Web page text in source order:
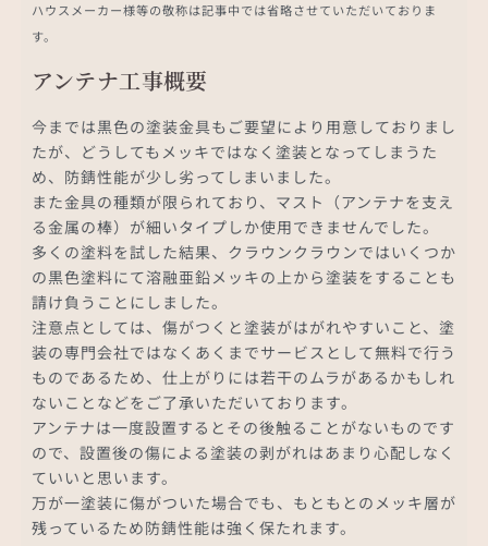
ハウスメーカー様等の敬称は記事中では省略させていただいておりま
す。
アンテナ工事概要
今までは黒色の塗装金具もご要望により用意しておりまし
たが、どうしてもメッキではなく塗装となってしまうた
め、防錆性能が少し劣ってしまいました。
また金具の種類が限られており、マスト（アンテナを支え
る金属の棒）が細いタイプしか使用できませんでした。
多くの塗料を試した結果、クラウンクラウンではいくつか
の黒色塗料にて溶融亜鉛メッキの上から塗装をすることも
請け負うことにしました。
注意点としては、傷がつくと塗装がはがれやすいこと、塗
装の専門会社ではなくあくまでサービスとして無料で行う
ものであるため、仕上がりには若干のムラがあるかもしれ
ないことなどをご了承いただいております。
アンテナは一度設置するとその後触ることがないものです
ので、設置後の傷による塗装の剥がれはあまり心配しなく
ていいと思います。
万が一塗装に傷がついた場合でも、もともとのメッキ層が
残っているため防錆性能は強く保たれます。